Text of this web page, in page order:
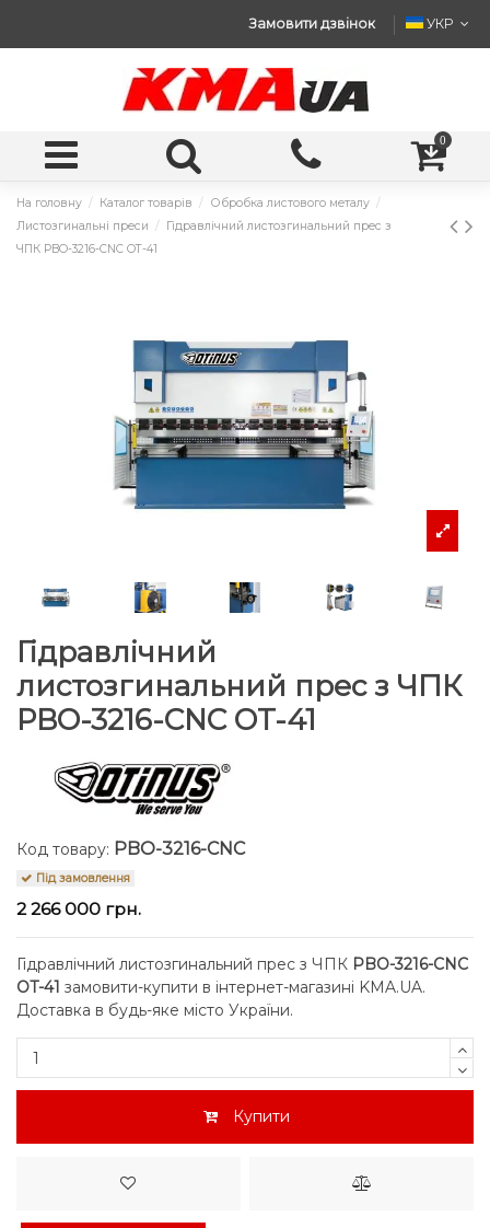
Замовити дзвінок УКР
0
На головну Каталог товарів
Обробка листового металу
Листозгинальні преси
Гідравлічний листозгинальний прес з
ЧПК PBO-3216-CNC OT-41
Гідравлічний
листозгинальний прес з ЧПК
PBO-3216-CNC OT-41
Код товару: PBO-3216-CNC
Під замовлення
2 266 000 грн.
Гідравлічний листозгинальний прес з ЧПК PBO-3216-CNC
OT-41 замовити-купити в інтернет-магазині KMA.UA.
Доставка в будь-яке місто України.
Купити